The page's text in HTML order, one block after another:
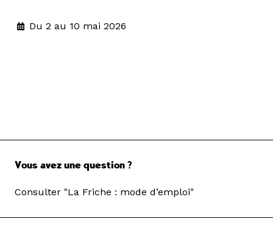
Du 2 au 10 mai 2026
Vous avez une question ?
Consulter "La Friche : mode d’emploi"